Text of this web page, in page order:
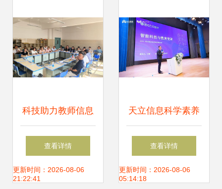
科技助力教师信息
化水平提升，玉溪
教师研修活动顺利
查看详情
更新时间：2026-08-06
21:22:41
天立信息科学素养
教育服务 以技术创
新引领教育新质生
查看详情
更新时间：2026-08-06
05:14:18